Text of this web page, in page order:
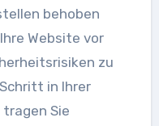
behoben
Website vor
zu
in Ihrer
Sie